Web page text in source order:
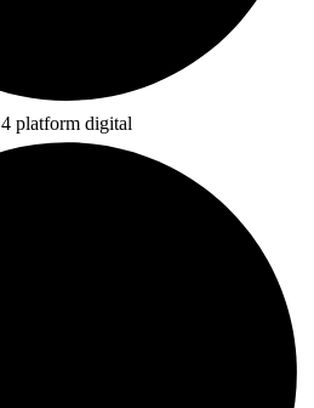
platform digital